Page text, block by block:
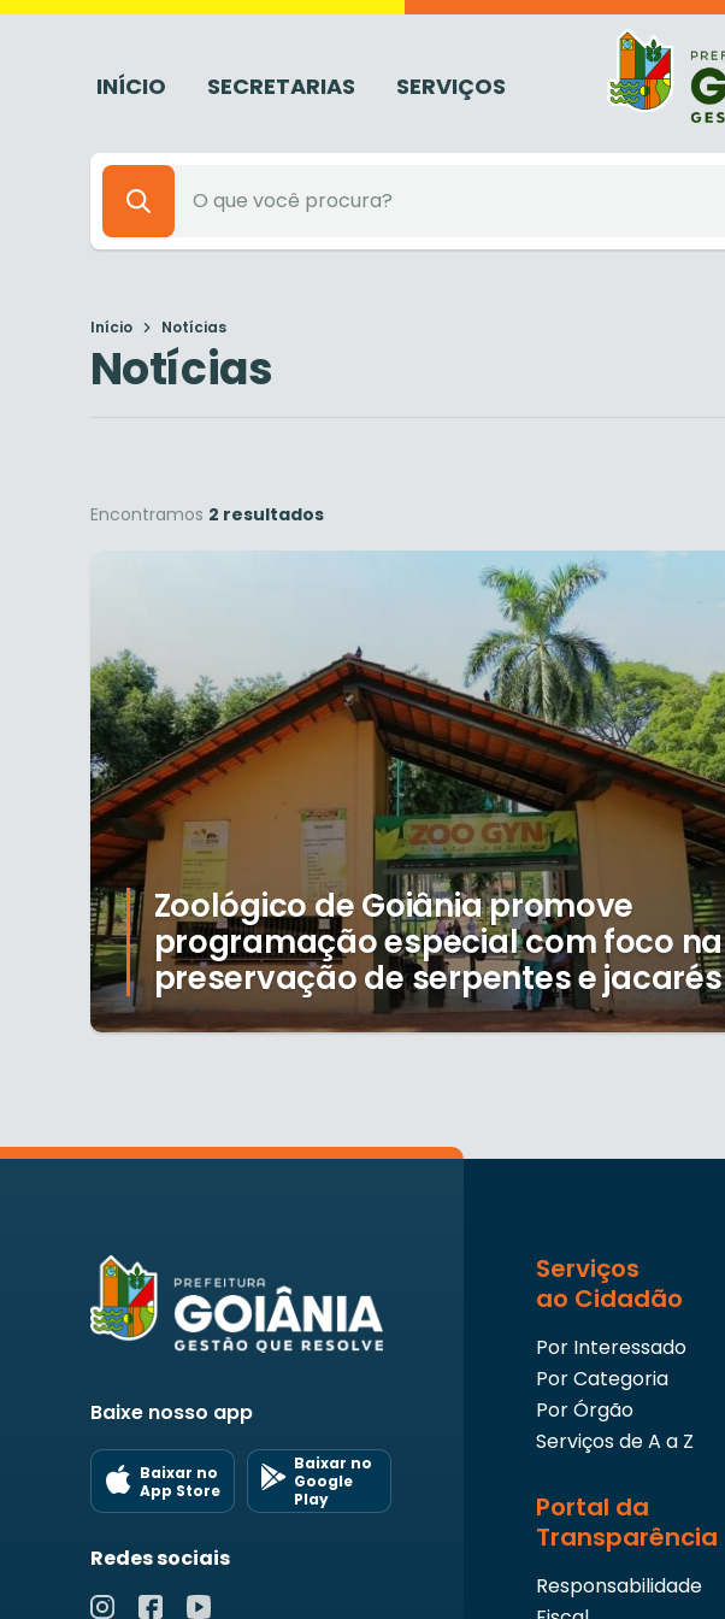
INÍCIO SECRETARIAS SERVIÇOS
Início Notícias
Notícias
Encontramos 2 resultados
Zoológico de Goiânia promove
programação especial com foco na
preservação de serpentes e jacarés
Baixe nosso app
Baixar no
App Store
Baixar no
Google
Play
Redes sociais
Serviços
ao Cidadão
Por Interessado
Por Categoria
Por Órgão
Serviços de A a Z
Portal da
Transparência
Responsabilidade